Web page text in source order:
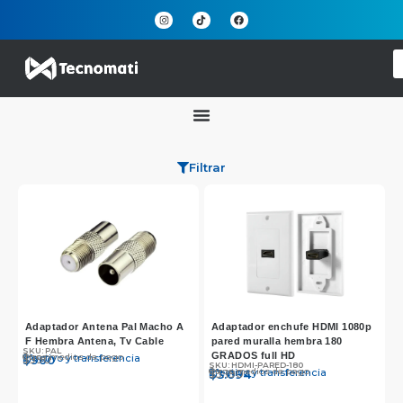
Filtrar
Adaptador Antena Pal Macho A
F Hembra Antena, Tv Cable
SKU: PAL
$960
Efectivo y transferencia
$990
Otros medios de pago
Adaptador enchufe HDMI 1080p
pared muralla hembra 180
GRADOS full HD
SKU: HDMI-PARED-180
$3.094
Efectivo y transferencia
$3.190
Otros medios de pago